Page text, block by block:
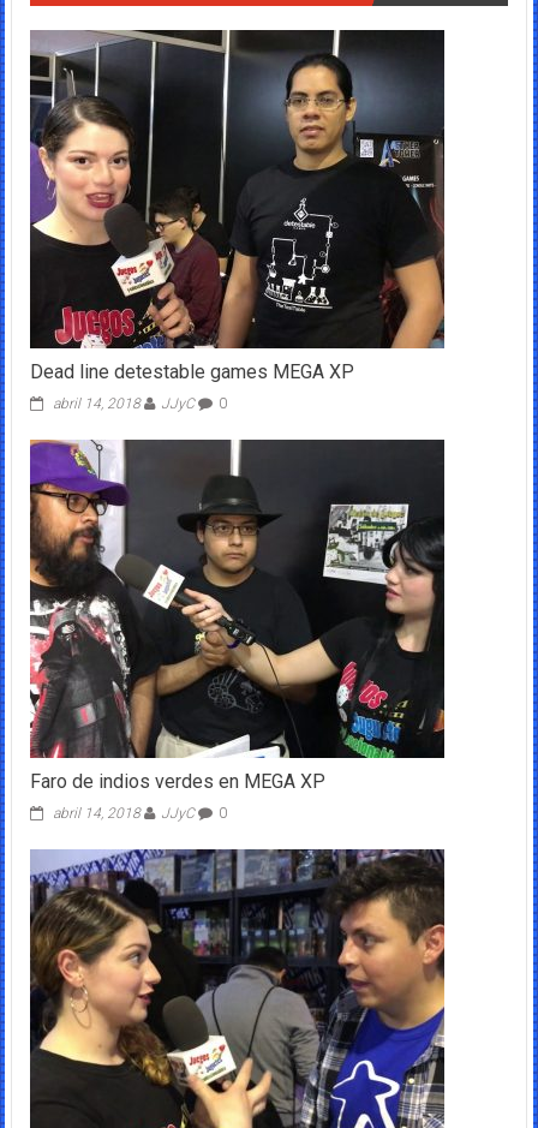
Dead line detestable games MEGA XP
abril 14, 2018 JJyC 0
Faro de indios verdes en MEGA XP
abril 14, 2018 JJyC 0